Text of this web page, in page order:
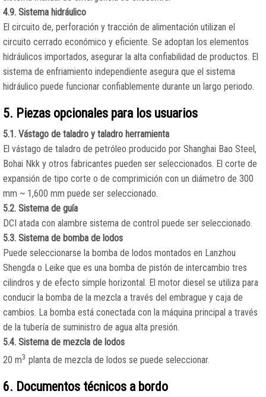
4.9. Sistema hidráulico
El circuito de, perforación y tracción de alimentación utilizan el
circuito cerrado económico y eficiente. Se adoptan los elementos
hidráulicos importados, asegurar la alta confiabilidad de productos. El
sistema de enfriamiento independiente asegura que el sistema
hidráulico puede funcionar confiablemente durante un largo periodo.
5. Piezas opcionales para los usuarios
5.1. Vástago de taladro y taladro herramienta
El vástago de taladro de petróleo producido por Shanghai Bao Steel,
Bohai Nkk y otros fabricantes pueden ser seleccionados. El corte de
expansión de tipo corte o de comprimición con un diámetro de 300
mm ~ 1,600 mm puede ser seleccionado.
5.2. Sistema de guía
DCI atada con alambre sistema de control puede ser seleccionado.
5.3. Sistema de bomba de lodos
Puede seleccionarse la bomba de lodos montados en Lanzhou
Shengda o Leike que es una bomba de pistón de intercambio tres
cilindros y de efecto simple horizontal. El motor diesel se utiliza para
conducir la bomba de la mezcla a través del embrague y caja de
cambios. La bomba está conectada con la máquina principal a través
de la tubería de suministro de agua alta presión.
5.4. Sistema de mezcla de lodos
20 m3 planta de mezcla de lodos se puede seleccionar.
6. Documentos técnicos a bordo